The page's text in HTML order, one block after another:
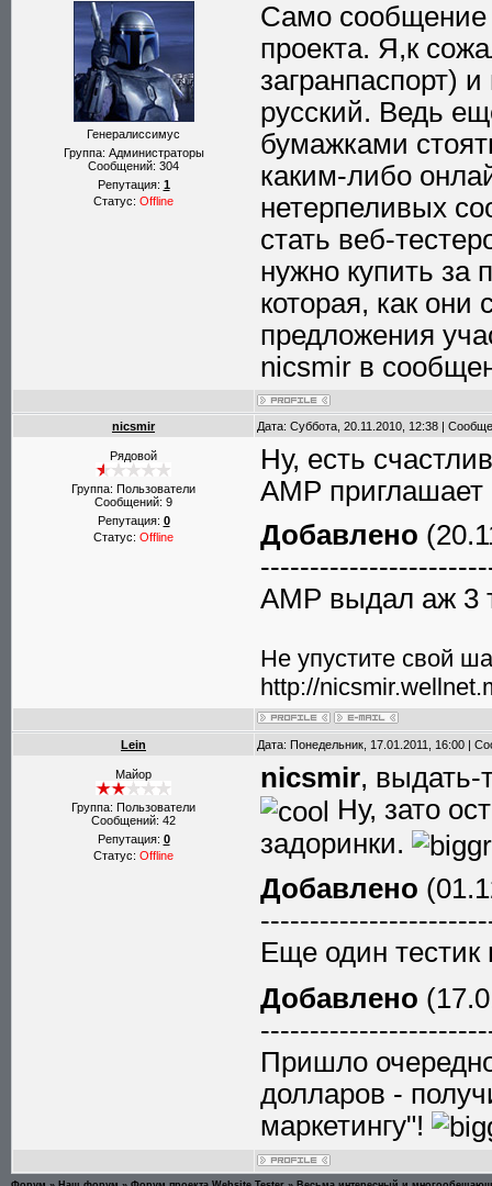
Генералиссимус
Группа: Администраторы
Сообщений: 304
Репутация: 1
Статус: Offline
Само сообщение
проекта. Я,к
загранпаспорт)
русский. Ведь
бумажками
каким-либо
нетерпеливых
стать веб-
нужно купить
которая, как
предложения
nicsmir в
nicsmir Дата: Суббота, 20.11.2010, 12:38 |
Рядовой
Группа: Пользователи
Сообщений: 9
Репутация: 0
Статус: Offline
Ну, есть
АМР приглашает
Добавлено
АМР выдал аж 3
Не упустите свой
http://
Lein Дата: Понедельник, 17.01.2011, 16:00 |
Майор
Группа: Пользователи
Сообщений: 42
Репутация: 0
Статус: Offline
nicsmir, выдать-
Ну, зато
задоринки.
Добавлено
Еще один
Добавлено
Пришло
долларов -
маркетингу"!